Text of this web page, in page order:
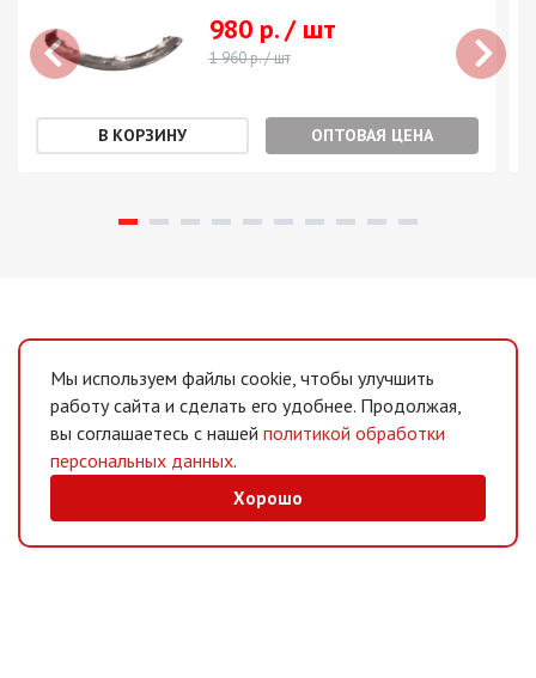
980 р. / шт
1 960 р. / шт
ОПТОВАЯ ЦЕНА
Мы используем файлы cookie, чтобы улучшить
работу сайта и сделать его удобнее. Продолжая,
вы соглашаетесь с нашей политикой обработки
персональных данных.
Хорошо